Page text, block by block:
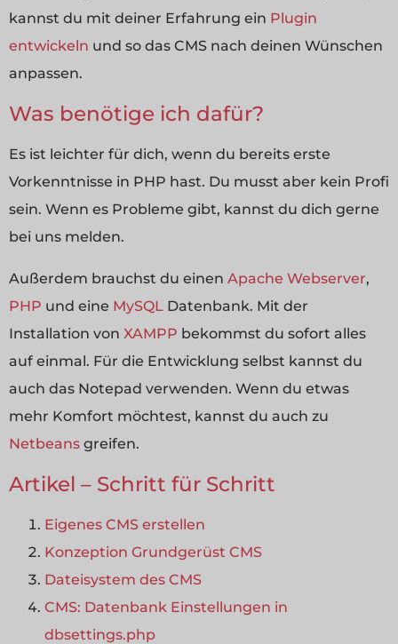
kannst du mit deiner Erfahrung ein Plugin
entwickeln und so das CMS nach deinen Wünschen
anpassen.
Was benötige ich dafür?
Es ist leichter für dich, wenn du bereits erste
Vorkenntnisse in PHP hast. Du musst aber kein Profi
sein. Wenn es Probleme gibt, kannst du dich gerne
bei uns melden.
Außerdem brauchst du einen Apache Webserver,
PHP und eine MySQL Datenbank. Mit der
Installation von XAMPP bekommst du sofort alles
auf einmal. Für die Entwicklung selbst kannst du
auch das Notepad verwenden. Wenn du etwas
mehr Komfort möchtest, kannst du auch zu
Netbeans greifen.
Artikel – Schritt für Schritt
Eigenes CMS erstellen
Konzeption Grundgerüst CMS
Dateisystem des CMS
CMS: Datenbank Einstellungen in
dbsettings.php